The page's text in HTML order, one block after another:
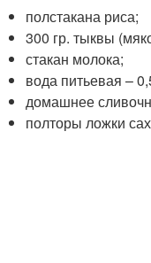
полстакана риса;
300 гр. тыквы
стакан молока;
вода питьевая –
домашнее
полторы ложки